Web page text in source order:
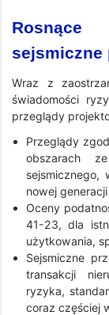
sejsmiczne
Wraz z
świadomości
przeglądy
Przeglądy
obszarach
nowej generacji
Oceny
41-23, dla
użytkowania,
Sejsmiczne
transakcji
ryzyka,
coraz częściej